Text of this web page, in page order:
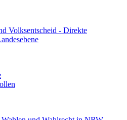
Volksentscheid - Direkte